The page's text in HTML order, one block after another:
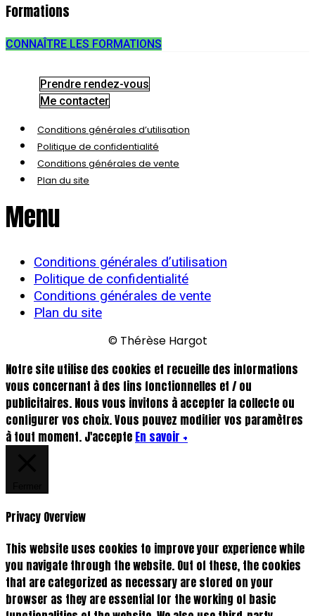
Formations
CONNAÎTRE LES FORMATIONS
Prendre rendez-vous
Me contacter
Conditions générales d’utilisation
Politique de confidentialité
Conditions générales de vente
Plan du site
Menu
Conditions générales d’utilisation
Politique de confidentialité
Conditions générales de vente
Plan du site
© Thérèse Hargot
Notre site utilise des cookies et recueille des informations
vous concernant à des fins fonctionnelles et / ou
publicitaires. Nous vous invitons à accepter la collecte ou
configurer vos choix. Vous pouvez modifier vos paramètres
à tout moment. J'accepte En savoir +
Privacy Overview
This website uses cookies to improve your experience while
you navigate through the website. Out of these, the cookies
that are categorized as necessary are stored on your
browser as they are essential for the working of basic